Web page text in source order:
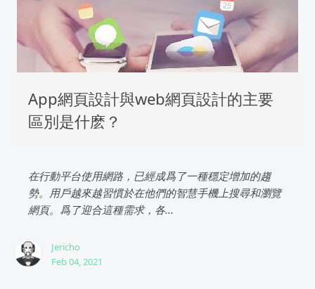
App網頁設計與web網頁設計的主要
區別是什麽？
在行動平台使用網路，已經成爲了一種穩定增加的趨
勢。用戶越來越習慣於在他們的智慧手機上搜尋和瀏覽
網頁。爲了迎合這種需求，各...
Jericho
Feb 04, 2021